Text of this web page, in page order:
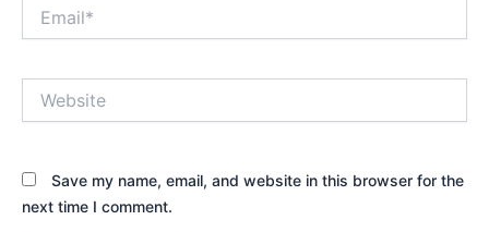
Save my name, email, and website in this browser for the
next time I comment.